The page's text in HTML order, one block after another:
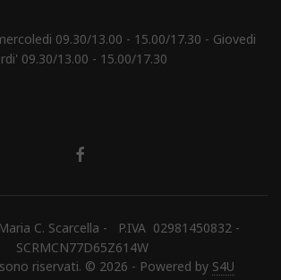
09.30/13.00 - 15.00/17.30 - Giovedi
09.30/13.00 - 15.00/17.30
C. Scarcella - P.IVA 02981450832 -
SCRMCN77D65Z614W
riservati. © 2026 - Powered by S4U